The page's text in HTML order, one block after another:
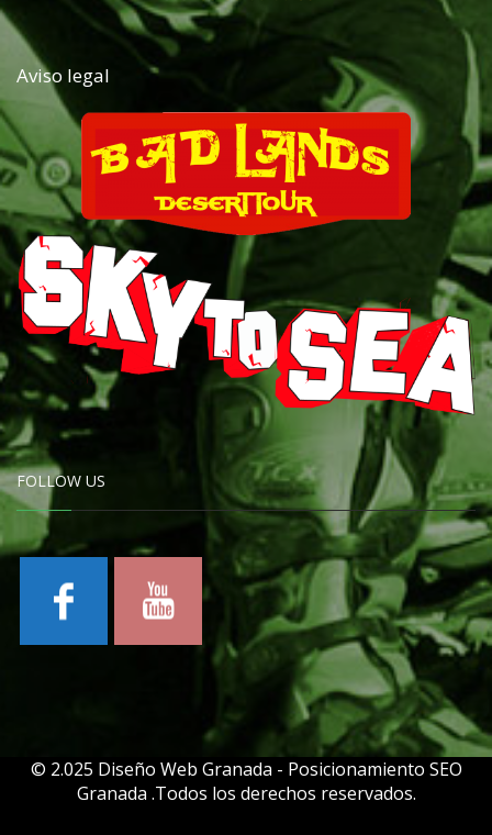
Aviso legal
FOLLOW US
© 2.025 Diseño Web Granada - Posicionamiento SEO
Granada .Todos los derechos reservados.